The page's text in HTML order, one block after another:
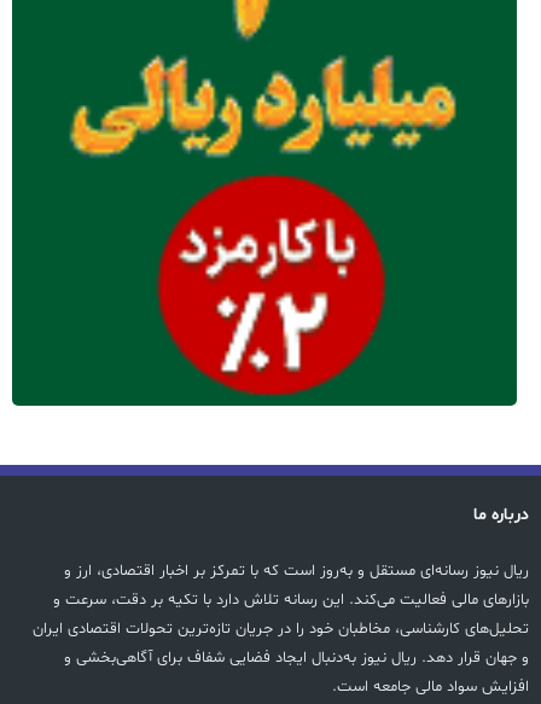
درباره ما
ریال نیوز رسانه‌ای مستقل و به‌روز است که با تمرکز بر اخبار اقتصادی، ارز و
بازارهای مالی فعالیت می‌کند. این رسانه تلاش دارد با تکیه بر دقت، سرعت و
تحلیل‌های کارشناسی، مخاطبان خود را در جریان تازه‌ترین تحولات اقتصادی ایران
و جهان قرار دهد. ریال نیوز به‌دنبال ایجاد فضایی شفاف برای آگاهی‌بخشی و
افزایش سواد مالی جامعه است.